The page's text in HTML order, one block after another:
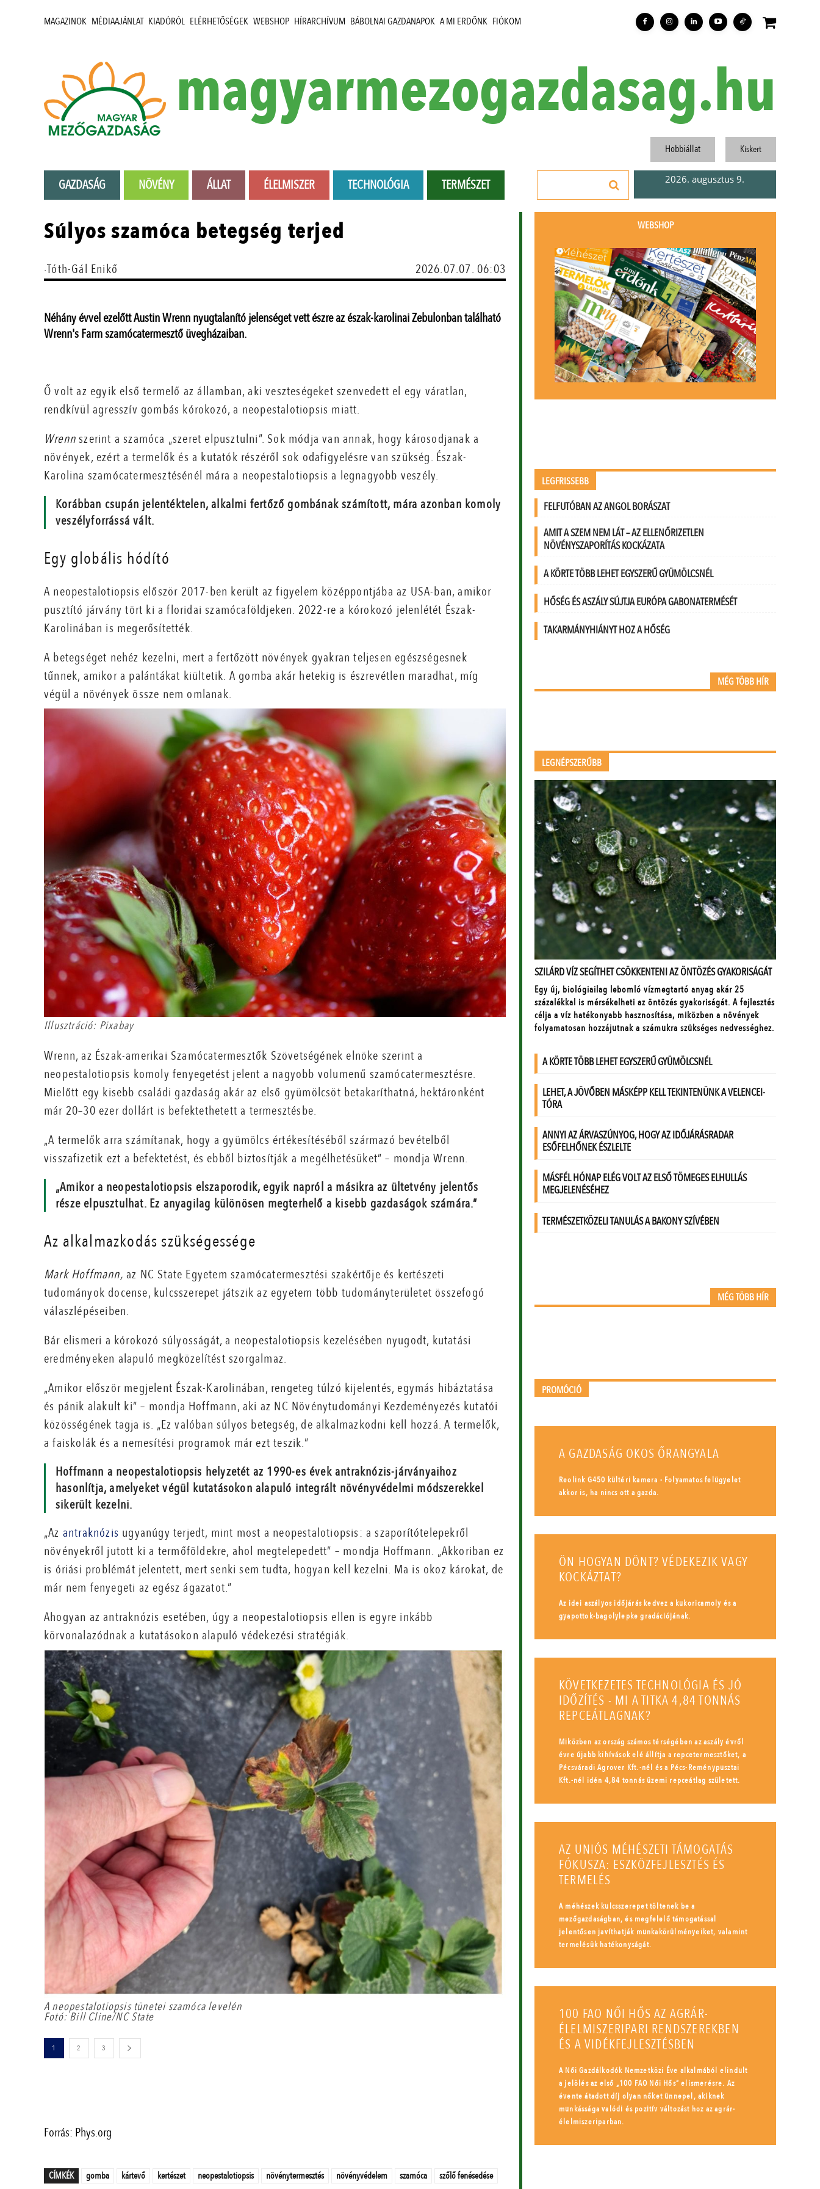
MAGAZINOK MÉDIAAJÁNLAT KIADÓRÓL ELÉRHETŐSÉGEK WEBSHOP HÍRARCHÍVUM BÁBOLNAI GAZDANAPOK A MI ERDŐNK FIÓKOM
magyarmezogazdasag.hu
GAZDASÁG NÖVÉNY ÁLLAT ÉLELMISZER TECHNOLÓGIA TERMÉSZET
Hobbiállat Kiskert
2026. augusztus 9.
Súlyos szamóca betegség terjed
·Tóth-Gál Enikő 2026.07.07. 06:03
Néhány évvel ezelőtt Austin Wrenn nyugtalanító jelenséget vett észre az észak-karolinai Zebulonban található
Wrenn's Farm szamócatermesztő üvegházaiban.
Ő volt az egyik első termelő az államban, aki veszteségeket szenvedett el egy váratlan,
rendkívül agresszív gombás kórokozó, a neopestalotiopsis miatt.
Wrennszerint a szamóca „szeret elpusztulni”. Sok módja van annak, hogy károsodjanak a
növények, ezért a termelők és a kutatók részéről sok odafigyelésre van szükség. Észak-
Karolina szamócatermesztésénél mára a neopestalotiopsis a legnagyobb veszély.
Korábban csupán jelentéktelen, alkalmi fertőző gombának számított, mára azonban komoly
veszélyforrássá vált.
Egy globális hódító
A neopestalotiopsis először 2017-ben került az figyelem középpontjába az USA-ban, amikor
pusztító járvány tört ki a floridai szamócaföldjeken. 2022-re a kórokozó jelenlétét Észak-
Karolinában is megerősítették.
A betegséget nehéz kezelni, mert a fertőzött növények gyakran teljesen egészségesnek
tűnnek, amikor a palántákat kiültetik. A gomba akár hetekig is észrevétlen maradhat, míg
végül a növények össze nem omlanak.
Illusztráció: Pixabay
Wrenn, az Észak-amerikai Szamócatermesztők Szövetségének elnöke szerint a
neopestalotiopsis komoly fenyegetést jelent a nagyobb volumenű szamócatermesztésre.
Mielőtt egy kisebb családi gazdaság akár az első gyümölcsöt betakaríthatná, hektáronként
már 20–30 ezer dollárt is befektethetett a termesztésbe.
„A termelők arra számítanak, hogy a gyümölcs értékesítéséből származó bevételből
visszafizetik ezt a befektetést, és ebből biztosítják a megélhetésüket” – mondja Wrenn.
„Amikor a neopestalotiopsis elszaporodik, egyik napról a másikra az ültetvény jelentős
része elpusztulhat. Ez anyagilag különösen megterhelő a kisebb gazdaságok számára.”
Az alkalmazkodás szükségessége
Mark Hoffmann, az NC State Egyetem szamócatermesztési szakértője és kertészeti
tudományok docense, kulcsszerepet játszik az egyetem több tudományterületet összefogó
válaszlépéseiben.
Bár elismeri a kórokozó súlyosságát, a neopestalotiopsis kezelésében nyugodt, kutatási
eredményeken alapuló megközelítést szorgalmaz.
„Amikor először megjelent Észak-Karolinában, rengeteg túlzó kijelentés, egymás hibáztatása
és pánik alakult ki” – mondja Hoffmann, aki az NC Növénytudományi Kezdeményezés kutatói
közösségének tagja is. „Ez valóban súlyos betegség, de alkalmazkodni kell hozzá. A termelők,
a faiskolák és a nemesítési programok már ezt teszik.”
Hoffmann a neopestalotiopsis helyzetét az 1990-es évek antraknózis-járványaihoz
hasonlítja, amelyeket végül kutatásokon alapuló integrált növényvédelmi módszerekkel
sikerült kezelni.
„Az antraknózis ugyanúgy terjedt, mint most a neopestalotiopsis: a szaporítótelepekről
növényekről jutott ki a termőföldekre, ahol megtelepedett” – mondja Hoffmann. „Akkoriban ez
is óriási problémát jelentett, mert senki sem tudta, hogyan kell kezelni. Ma is okoz károkat, de
már nem fenyegeti az egész ágazatot.”
Ahogyan az antraknózis esetében, úgy a neopestalotiopsis ellen is egyre inkább
körvonalazódnak a kutatásokon alapuló védekezési stratégiák.
A neopestalotiopsis tünetei szamóca levelén
Fotó: Bill Cline/NC State
1 2 3
Forrás: Phys.org
CÍMKÉK gomba kártevő kertészet neopestalotiopsis növénytermesztés növényvédelem szamóca szőlő fenésedése
WEBSHOP
LEGFRISSEBB
FELFUTÓBAN AZ ANGOL BORÁSZAT
AMIT A SZEM NEM LÁT – AZ ELLENŐRIZETLEN
NÖVÉNYSZAPORÍTÁS KOCKÁZATA
A KÖRTE TÖBB LEHET EGYSZERŰ GYÜMÖLCSNÉL
HŐSÉG ÉS ASZÁLY SÚJTJA EURÓPA GABONATERMÉSÉT
TAKARMÁNYHIÁNYT HOZ A HŐSÉG
MÉG TÖBB HÍR
LEGNÉPSZERŰBB
MÉG TÖBB HÍR
PROMÓCIÓ
A GAZDASÁG OKOS ŐRANGYALA
Reolink G450 kültéri kamera - Folyamatos felügyelet
akkor is, ha nincs ott a gazda.
ÖN HOGYAN DÖNT? VÉDEKEZIK VAGY
KOCKÁZTAT?
Az idei aszályos időjárás kedvez a kukoricamoly és a
gyapottok-bagolylepke gradációjának.
KÖVETKEZETES TECHNOLÓGIA ÉS JÓ
IDŐZÍTÉS - MI A TITKA 4,84 TONNÁS
REPCEÁTLAGNAK?
Miközben az ország számos térségében az aszály évről
évre újabb kihívások elé állítja a repcetermesztőket, a
Pécsváradi Agrover Kft.-nél és a Pécs-Reménypusztai
Kft.-nél idén 4,84 tonnás üzemi repceátlag született.
AZ UNIÓS MÉHÉSZETI TÁMOGATÁS
FÓKUSZA: ESZKÖZFEJLESZTÉS ÉS
TERMELÉS
A méhészek kulcsszerepet töltenek be a
mezőgazdaságban, és megfelelő támogatással
jelentősen javíthatják munkakörülményeiket, valamint
termelésük hatékonyságát.
100 FAO NŐI HŐS AZ AGRÁR-
ÉLELMISZERIPARI RENDSZEREKBEN
ÉS A VIDÉKFEJLESZTÉSBEN
A Női Gazdálkodók Nemzetközi Éve alkalmából elindult
a jelölés az első „100 FAO Női Hős” elismerésre. Az
évente átadott díj olyan nőket ünnepel, akiknek
munkássága valódi és pozitív változást hoz az agrár-
élelmiszeriparban.